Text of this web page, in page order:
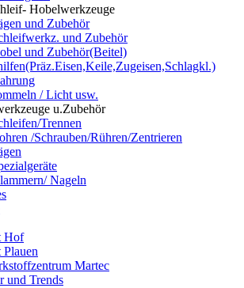
Hobelwerkzeuge
und Zubehör
und Zubehör
und Zubehör(Beitel)
/ Licht usw.
u.Zubehör
Trennen
/Schrauben/Rühren/Zentrieren
Nageln
Hof
Plauen
Martec
und Trends